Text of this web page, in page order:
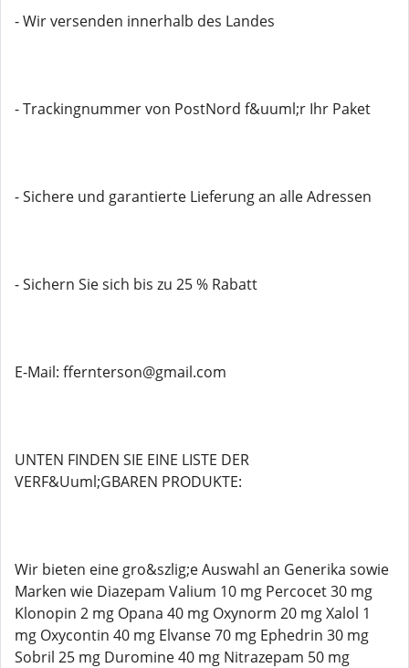
- Wir versenden innerhalb des Landes
- Trackingnummer von PostNord f&uuml;r Ihr Paket
- Sichere und garantierte Lieferung an alle Adressen
- Sichern Sie sich bis zu 25 % Rabatt
E-Mail: ffernterson@gmail.com
UNTEN FINDEN SIE EINE LISTE DER
VERF&Uuml;GBAREN PRODUKTE:
Wir bieten eine gro&szlig;e Auswahl an Generika sowie
Marken wie Diazepam Valium 10 mg Percocet 30 mg
Klonopin 2 mg Opana 40 mg Oxynorm 20 mg Xalol 1
mg Oxycontin 40 mg Elvanse 70 mg Ephedrin 30 mg
Sobril 25 mg Duromine 40 mg Nitrazepam 50 mg